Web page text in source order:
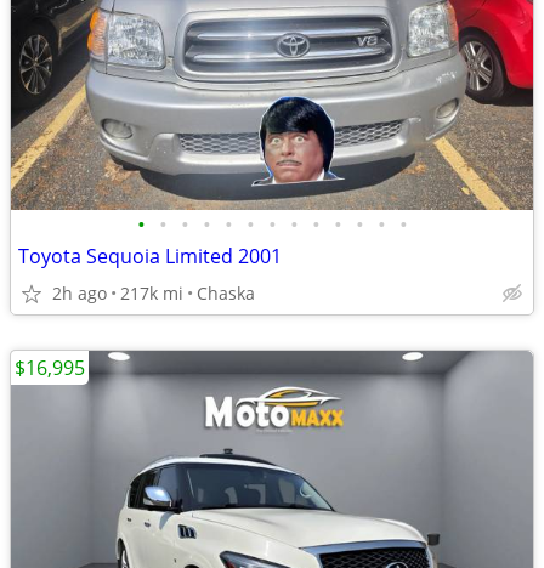
• • • • • • • • • • • • •
Toyota Sequoia Limited 2001
2h ago 217k mi Chaska
$16,995